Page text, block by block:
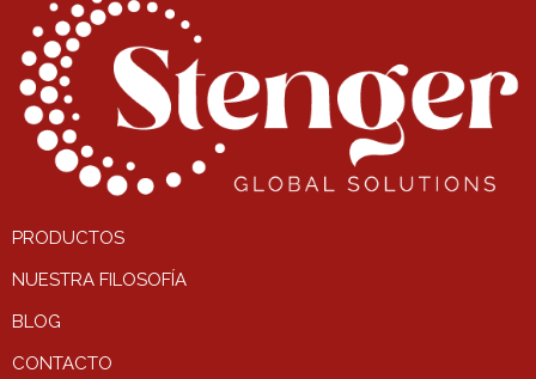
PRODUCTOS
NUESTRA FILOSOFÍA
BLOG
CONTACTO